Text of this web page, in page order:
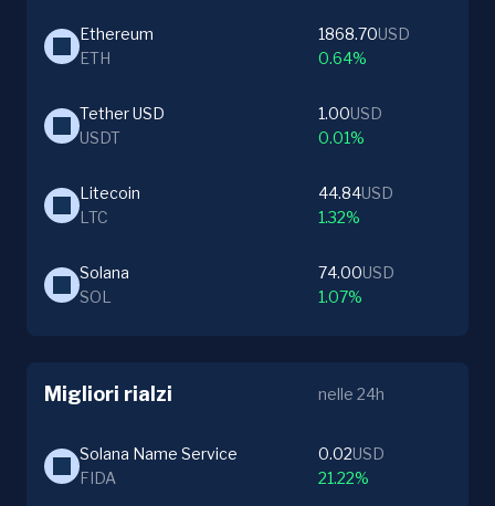
Ethereum
ETH
1868.70USD
0.64%
Tether USD
USDT
1.00USD
0.01%
Litecoin
LTC
44.84USD
1.32%
Solana
SOL
74.00USD
1.07%
Migliori rialzi nelle 24h
Solana Name Service
FIDA
0.02USD
21.22%